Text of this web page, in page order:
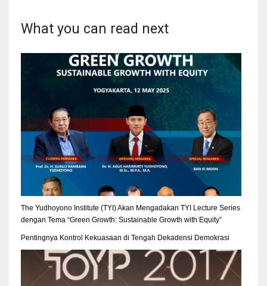
What you can read next
The Yudhoyono Institute (TYI) Akan Mengadakan TYI Lecture Series
dengan Tema “Green Growth: Sustainable Growth with Equity”
Pentingnya Kontrol Kekuasaan di Tengah Dekadensi Demokrasi